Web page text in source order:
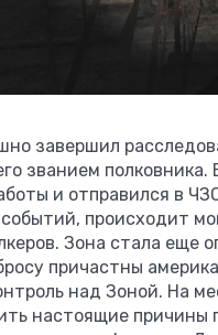
завершил
званием
и отправился в
происходит
Зона стала еще
причастны
над Зоной. На
настоящие